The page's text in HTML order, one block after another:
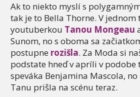
Ak to niekto myslí s
tak je to Bella Thorne. V jednom
youtuberkou Tanou Mongeau
Sunom, no s oboma sa
postupne rozišla. Za Moda si
podstate hneď v apríli v podobe
speváka Benjamina Mascola,
Tanu prišla na scénu teraz.